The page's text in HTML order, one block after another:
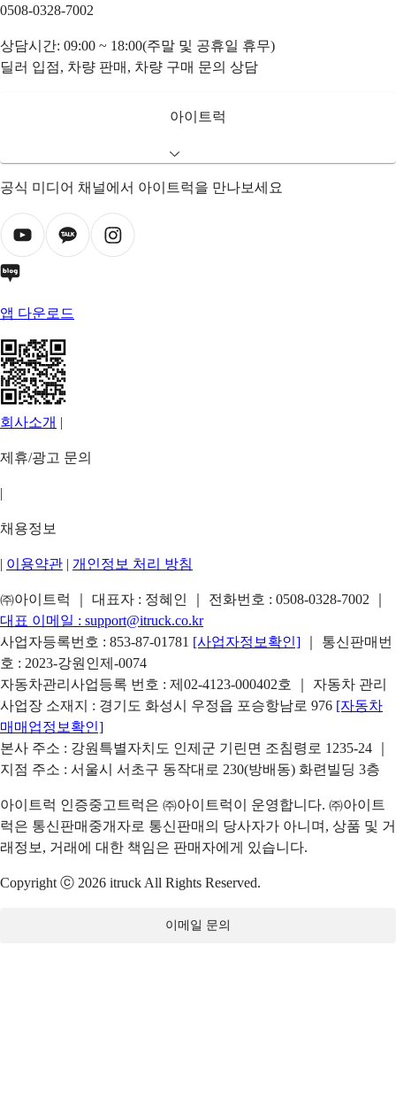
0508-0328-7002
상담시간: 09:00 ~ 18:00(주말 및 공휴일 휴무)
딜러 입점, 차량 판매, 차량 구매 문의 상담
아이트럭
공식 미디어 채널에서 아이트럭을 만나보세요
앱 다운로드
회사소개 |
제휴/광고 문의
|
채용정보
| 이용약관 | 개인정보 처리 방침
㈜아이트럭 ｜ 대표자 : 정혜인 ｜ 전화번호 : 0508-0328-7002
대표 이메일 : support@itruck.co.kr
사업자등록번호 : 853-87-01781 [사업자정보확인]
｜ 통신판매번
호 : 2023-강원인제-0074
자동차관리사업등록 번호 : 제02-4123-000402호 ｜ 자동차 관리
사업장 소재지 : 경기도 화성시 우정읍 포승항남로 976 [자동차
매매업정보확인]
본사 주소 : 강원특별자치도 인제군 기린면 조침령로 1235-24 ｜
지점 주소 : 서울시 서초구 동작대로 230(방배동) 화련빌딩 3층
아이트럭 인증중고트럭은 ㈜아이트럭이 운영합니다. ㈜아이트
럭은 통신판매중개자로 통신판매의 당사자가 아니며, 상품 및 거
래정보, 거래에 대한 책임은 판매자에게 있습니다.
Copyright ⓒ 2026 itruck All Rights Reserved.
이메일 문의